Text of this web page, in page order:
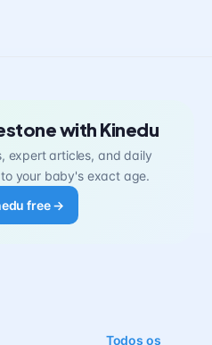
with Kinedu
expert articles, and daily
your baby's exact age.
free →
Todos os